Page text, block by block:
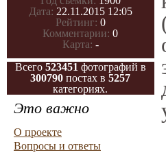
Дата: 22.11.2015 12:05
Рейтинг: 0
Комментарии: 0
Карта: -
Всего 523451 фотографий в
300790 постах в5257
категориях.
Это важно
О проекте
Вопросы и ответы